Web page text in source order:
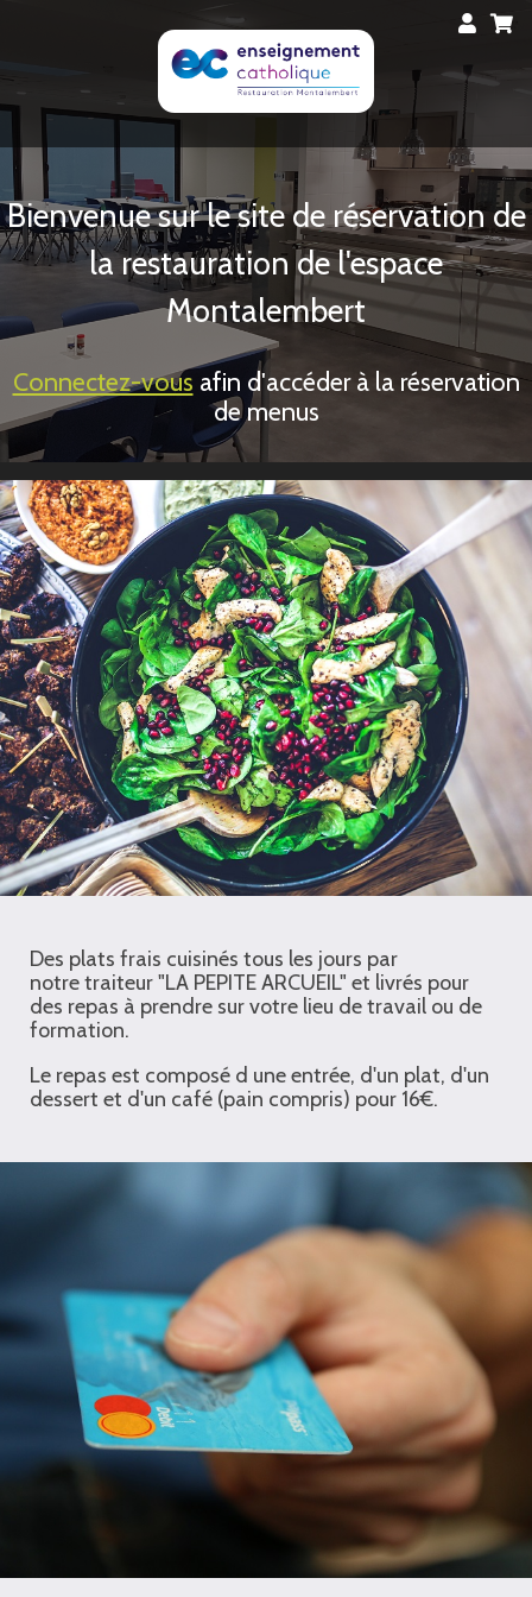
Bienvenue sur le site de réservation de
la restauration de l'espace
Montalembert
Connectez-vous afin d'accéder à la réservation
de menus
Des plats frais cuisinés tous les jours par
notre traiteur "LA PEPITE ARCUEIL" et livrés pour
des repas à prendre sur votre lieu de travail ou de
formation.
Le repas est composé d une entrée, d'un plat, d'un
dessert et d'un café (pain compris) pour 16€.